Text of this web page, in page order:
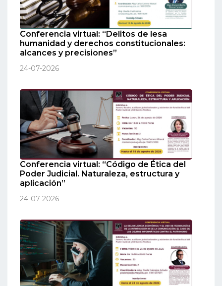
Conferencia virtual: “Delitos de lesa
humanidad y derechos constitucionales:
alcances y precisiones”
24-07-2026
Conferencia virtual: “Código de Ética del
Poder Judicial. Naturaleza, estructura y
aplicación”
24-07-2026